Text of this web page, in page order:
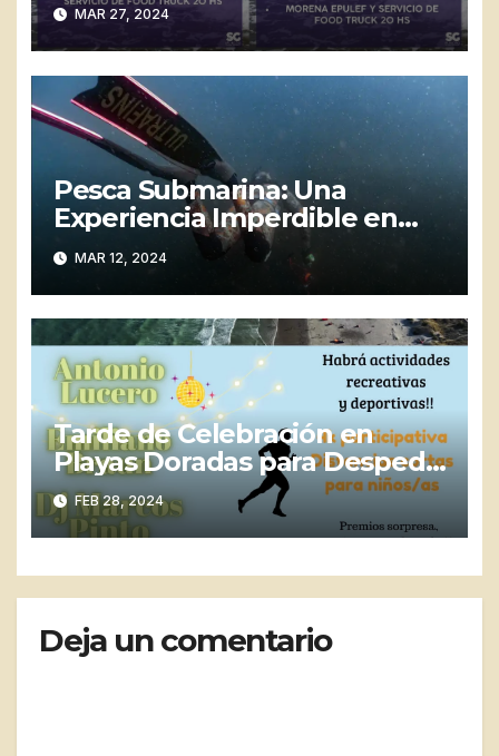
MAR 27, 2024
Pesca Submarina: Una
Experiencia Imperdible en
Playas Doradas para Semana
Santa
MAR 12, 2024
Tarde de Celebración en
Playas Doradas para Despedir
la Temporada
FEB 28, 2024
Deja un comentario